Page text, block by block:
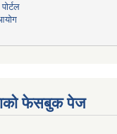
फेसबुक पेज